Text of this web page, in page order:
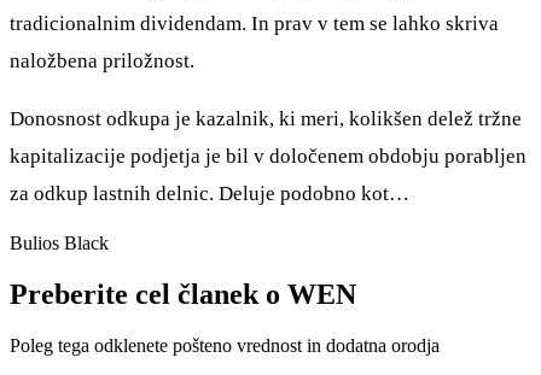
tradicionalnim dividendam. In prav v tem se lahko skriva
naložbena priložnost.
Donosnost odkupa je kazalnik, ki meri, kolikšen delež tržne
kapitalizacije podjetja je bil v določenem obdobju porabljen
za odkup lastnih delnic. Deluje podobno kot…
Bulios Black
Preberite cel članek o WEN
Poleg tega odklenete pošteno vrednost in dodatna orodja